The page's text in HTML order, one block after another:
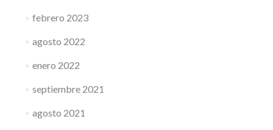
febrero 2023
agosto 2022
enero 2022
septiembre 2021
agosto 2021